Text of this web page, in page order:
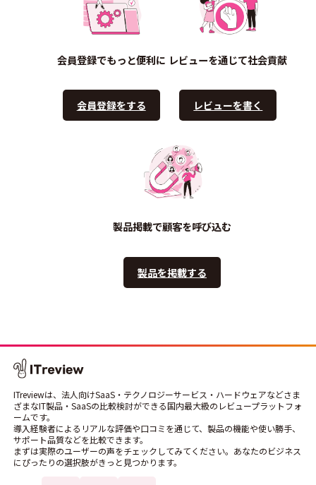
会員登録でもっと便利に
会員登録をする
レビューを通じて社会貢献
レビューを書く
製品掲載で顧客を呼び込む
製品を掲載する
ITreviewは、法人向けSaaS・テクノロジーサービス・ハードウェアなどさま
ざまなIT製品・SaaSの比較検討ができる国内最大級のレビュープラットフォ
ームです。
導入経験者によるリアルな評価や口コミを通じて、製品の機能や使い勝手、
サポート品質などを比較できます。
まずは実際のユーザーの声をチェックしてみてください。あなたのビジネス
にぴったりの選択肢がきっと見つかります。